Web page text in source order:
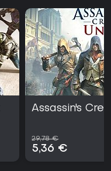
Assassin's
29,78 €
5,36 €